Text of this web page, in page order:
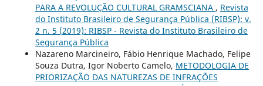
PARA A REVOLUÇÃO CULTURAL GRAMSCIANA , Revista
do Instituto Brasileiro de Segurança Pública (RIBSP): v.
2 n. 5 (2019): RIBSP - Revista do Instituto Brasileiro de
Segurança Pública
Nazareno Marcineiro, Fábio Henrique Machado, Felipe
Souza Dutra, Igor Noberto Camelo, METODOLOGIA DE
PRIORIZAÇÃO DAS NATUREZAS DE INFRAÇÕES